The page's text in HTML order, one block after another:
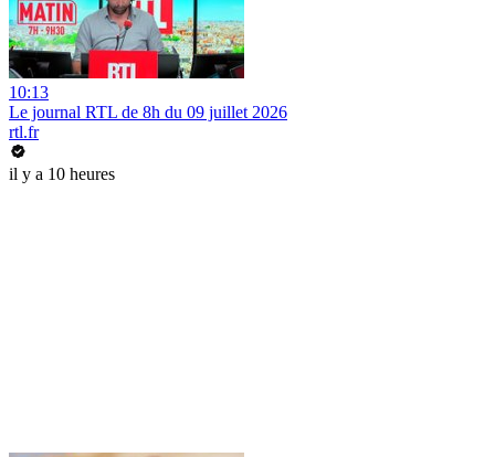
10:13
Le journal RTL de 8h du 09 juillet 2026
rtl.fr
il y a 10 heures